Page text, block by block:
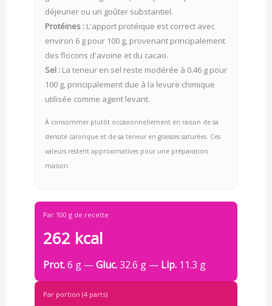
déjeuner ou un goûter substantiel.
Protéines :L'apport protéique est correct avec
environ 6 g pour 100 g, provenant principalement
des flocons d'avoine et du cacao.
Sel :La teneur en sel reste modérée à 0.46 g pour
100 g, principalement due à la levure chimique
utilisée comme agent levant.
À consommer plutôt occasionnellement en raison de sa
densité calorique et de sa teneur en graisses saturées. Ces
valeurs restent approximatives pour une préparation
maison.
Par 100 g de recette
262 kcal
Prot.6 g —Gluc.32.6 g — Lip.11.3 g
Par portion (4 parts)